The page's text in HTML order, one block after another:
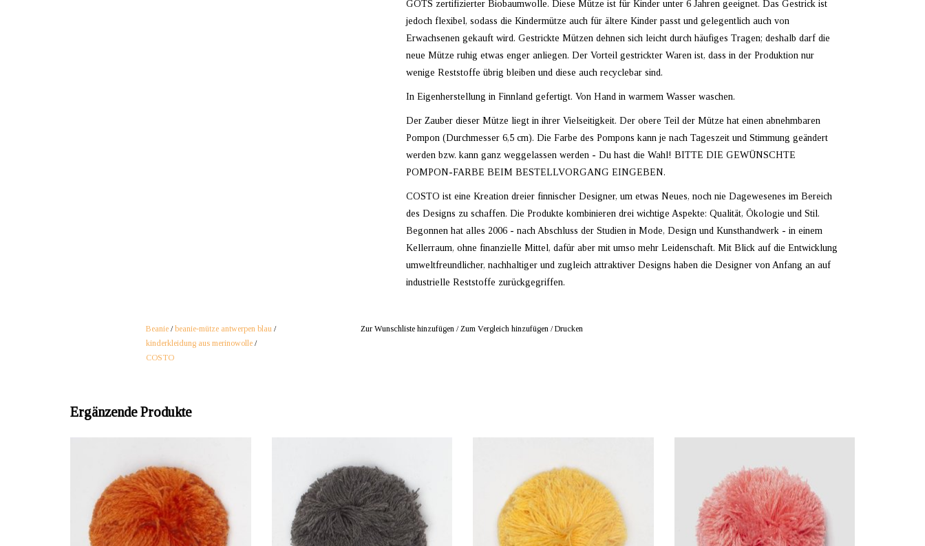
GOTS zertifizierter Biobaumwolle. Diese Mütze ist für Kinder unter 6 Jahren geeignet. Das Gestrick ist
jedoch flexibel, sodass die Kindermütze auch für ältere Kinder passt und gelegentlich auch von
Erwachsenen gekauft wird. Gestrickte Mützen dehnen sich leicht durch häufiges Tragen; deshalb darf die
neue Mütze ruhig etwas enger anliegen. Der Vorteil gestrickter Waren ist, dass in der Produktion nur
wenige Reststoffe übrig bleiben und diese auch recyclebar sind.
In Eigenherstellung in Finnland gefertigt. Von Hand in warmem Wasser waschen.
Der Zauber dieser Mütze liegt in ihrer Vielseitigkeit. Der obere Teil der Mütze hat einen abnehmbaren
Pompon (Durchmesser 6,5 cm). Die Farbe des Pompons kann je nach Tageszeit und Stimmung geändert
werden bzw. kann ganz weggelassen werden - Du hast die Wahl! BITTE DIE GEWÜNSCHTE
POMPON-FARBE BEIM BESTELLVORGANG EINGEBEN.
COSTO ist eine Kreation dreier finnischer Designer, um etwas Neues, noch nie Dagewesenes im Bereich
des Designs zu schaffen. Die Produkte kombinieren drei wichtige Aspekte: Qualität, Ökologie und Stil.
Begonnen hat alles 2006 - nach Abschluss der Studien in Mode, Design und Kunsthandwerk - in einem
Kellerraum, ohne finanzielle Mittel, dafür aber mit umso mehr Leidenschaft. Mit Blick auf die Entwicklung
umweltfreundlicher, nachhaltiger und zugleich attraktiver Designs haben die Designer von Anfang an auf
industrielle Reststoffe zurückgegriffen.
Beanie /beanie-mütze antwerpen blau /
kinderkleidung aus merinowolle /
COSTO
Zur Wunschliste hinzufügen/Zum Vergleich hinzufügen /Drucken
Ergänzende Produkte
Material 100% Recycling Acryl
Durchmesser 6.5 cm
Von Hand waschen
Material 100% Recycling Acryl
Durchmesser 6.5 cm
Von Hand waschen
Material 100% Recycling Acryl
Durchmesser 6.5 cm
Von Hand waschen
Material 100% Recycling Acryl
Durchmesser 6.5 cm
Von Hand waschen